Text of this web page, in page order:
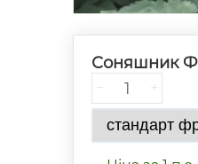
Соняшник
− +